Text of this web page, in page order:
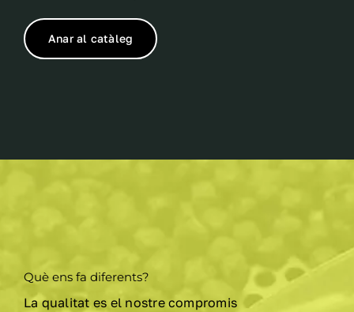
Anar al catàleg
Què ens fa diferents?
La qualitat es el nostre compromis